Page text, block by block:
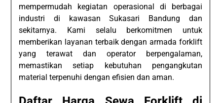
mempermudah kegiatan operasional di berbagai
industri di kawasan Sukasari Bandung dan
sekitarnya. Kami selalu berkomitmen untuk
memberikan layanan terbaik dengan armada forklift
yang terawat dan operator berpengalaman,
memastikan setiap kebutuhan pengangkutan
material terpenuhi dengan efisien dan aman.